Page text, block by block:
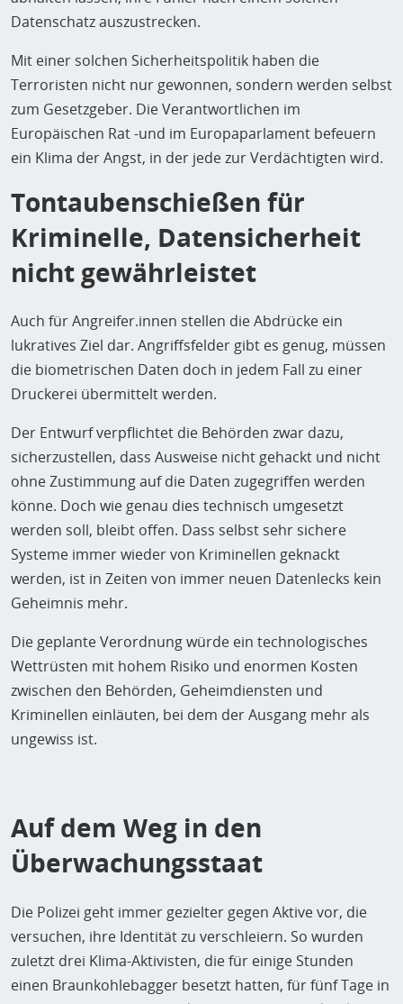
Datenschatz auszustrecken.
Mit einer solchen Sicherheitspolitik haben die
Terroristen nicht nur gewonnen, sondern werden selbst
zum Gesetzgeber. Die Verantwortlichen im
Europäischen Rat -und im Europaparlament befeuern
ein Klima der Angst, in der jede zur Verdächtigten wird.
Tontaubenschießen für
Kriminelle, Datensicherheit
nicht gewährleistet
Auch für Angreifer.innen stellen die Abdrücke ein
lukratives Ziel dar. Angriffsfelder gibt es genug, müssen
die biometrischen Daten doch in jedem Fall zu einer
Druckerei übermittelt werden.
Der Entwurf verpflichtet die Behörden zwar dazu,
sicherzustellen, dass Ausweise nicht gehackt und nicht
ohne Zustimmung auf die Daten zugegriffen werden
könne. Doch wie genau dies technisch umgesetzt
werden soll, bleibt offen. Dass selbst sehr sichere
Systeme immer wieder von Kriminellen geknackt
werden, ist in Zeiten von immer neuen Datenlecks kein
Geheimnis mehr.
Die geplante Verordnung würde ein technologisches
Wettrüsten mit hohem Risiko und enormen Kosten
zwischen den Behörden, Geheimdiensten und
Kriminellen einläuten, bei dem der Ausgang mehr als
ungewiss ist.
Auf dem Weg in den
Überwachungsstaat
Die Polizei geht immer gezielter gegen Aktive vor, die
versuchen, ihre Identität zu verschleiern. So wurden
zuletzt drei Klima-Aktivisten, die für einige Stunden
einen Braunkohlebagger besetzt hatten, für fünf Tage in